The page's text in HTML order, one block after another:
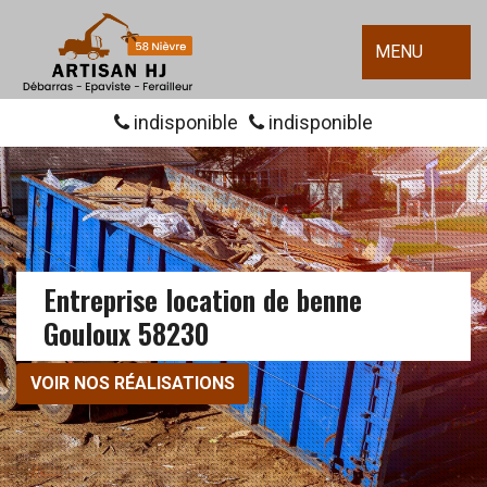
MENU
indisponible indisponible
Entreprise location de benne
Gouloux 58230
VOIR NOS RÉALISATIONS